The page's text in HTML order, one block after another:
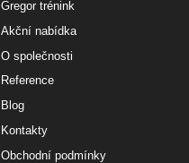
Gregor trénink
Akční nabídka
O společnosti
Reference
Blog
Kontakty
Obchodní podmínky